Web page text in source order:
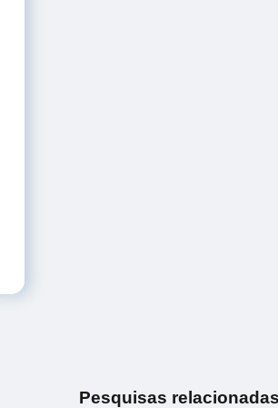
Pesquisas relacionadas